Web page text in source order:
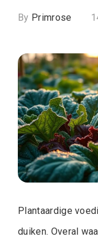
By Primrose
Plantaardige
duiken. Overal